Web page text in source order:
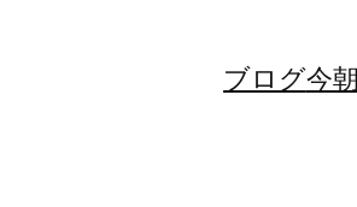
ブログ今